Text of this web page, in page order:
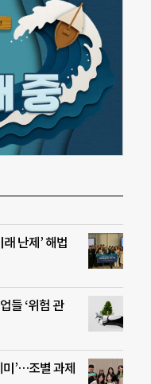
난제’ 해법
들 ‘위험 관
미’…조별 과제